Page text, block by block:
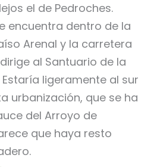
el de Pedroches.
encuentra dentro de la
Arenal y la carretera
al Santuario de la
Estaría ligeramente al sur
urbanización, que se ha
del Arroyo de
que haya resto